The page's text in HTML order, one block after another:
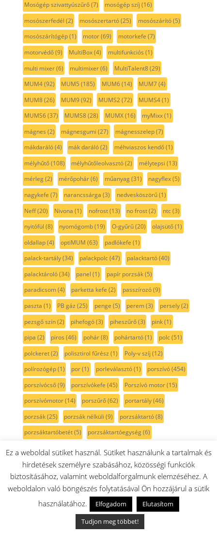
Mosógép szivattyúszűrő(7) mosógép szíj (16)
mosószerfedél (2) mosószertartó(25) mosószárító(5)
mosószárítógép(1) motor(69) motorkefe (7)
motorvédő(9) MultiBox(4) multifunkciós (1)
multi mixer(6) multimixer(6) MultiTalent8(29)
MUM4(92) MUM5 (185) MUM6(14) MUM7(4)
MUM8(26) MUM9(92) MUMS2(72) MUMS4(1)
MUMS6(37) MUMS8(28) MUMX(16) myMixx(1)
mágnes (2) mágnesgumi (27) mágnesszelep(7)
mákdaráló(4) mák daráló(2) méhviaszos kendő(1)
mélyhűtő(108) mélyhűtőleolvasztó(2) mélytepsi (13)
mérleg(2) mérőpohár(6) műanyag(31) nagyflex(5)
nagykefe (7) narancssárga (3) nedvesköszörű(1)
Neff(20) Nivona (1) nofrost(13) no frost(2) ntc(3)
nyitófül (8) nyomógomb(19) O-gyűrű(20) olajsütő(1)
oldallap(4) optiMUM (63) padlókefe (1)
palack-tartály(34) palackpolc(47) palacktartó(40)
palacktároló(34) panel (1) papír porzsák(5)
paradicsom(4) parketta kefe (2) passzírozó(9)
paszta (1) PB gáz (25) penge (5) perem(3) persely(2)
pezsgő szín(2) pihefogó(3) piheszűrő(3) pink(1)
pipa (2) piros (46) pohár(8) pohártartó(1) polc(51)
polckeret(2) polisztirol fűrész (1) Poly-v szíj (12)
polírozógép(1) por(1) porleválasztó(1) porszívó(454)
porszívócső(9) porszívókefe (45) Porszívó motor(15)
porszívómotor(14) porszűrő(62) portartály(46)
porzsák(25) porzsák nélküli (9) porzsáktartó(8)
porzsáktartóbetét(5) porzsáktartóegység(6)
porzsáktartóidom
(5) porzsáktartókeret
porzsáktartóvilla(5) PowerBrush(3) power edition(1)
powerforall(6) powermaxx(1) prizma(1) ProAnimal(25)
profimixx / MUM44/45/46/47/48(156)
profimixx / MUM44/45/46/47/48 keverő(1) propeller(3)
(14) PTC(1) pumpa(21)
Ez a weboldal sütiket használ. Sütiket használunk a tartalmak és
hirdetések személyre szabásához, közösségi funkciók
biztosításához, valamint weboldalforgalmunk elemzéséhez. A
weboldalon való böngészés folytatásával Ön hozzájárul a sütik
használatához.
Elfogadom
Elutasítom
Tudjon meg többet!